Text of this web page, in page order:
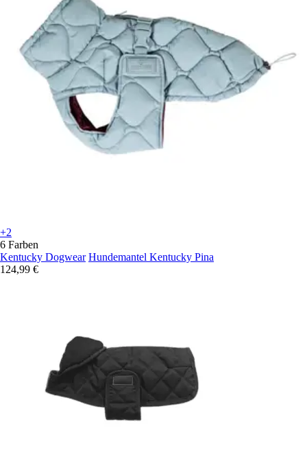
+2
6 Farben
Kentucky Dogwear Hundemantel Kentucky Pina
124,99 €